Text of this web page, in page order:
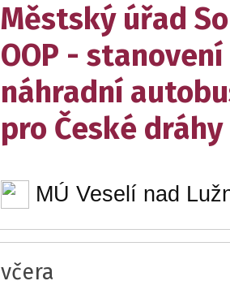
Městský úřad
OOP -
náhradní
pro České dráhy
MÚ Veselí nad
včera